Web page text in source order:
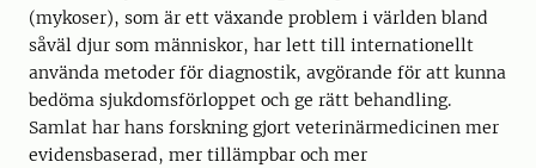
(mykoser), som är ett växande problem i världen bland
såväl djur som människor, har lett till internationellt
använda metoder för diagnostik, avgörande för att kunna
bedöma sjukdomsförloppet och ge rätt behandling.
Samlat har hans forskning gjort veterinärmedicinen mer
evidensbaserad, mer tillämpbar och mer